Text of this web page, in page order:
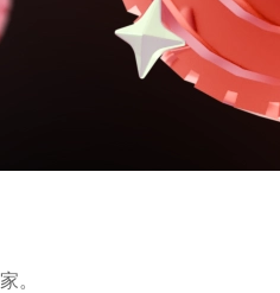
。